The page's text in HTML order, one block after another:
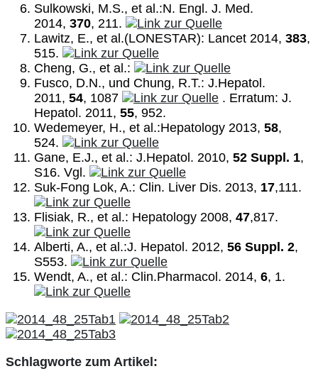
Sulkowski, M.S., et al.:N. Engl. J. Med.
2014, 370, 211.
Lawitz, E., et al.(LONESTAR): Lancet 2014, 383,
515.
Cheng, G., et al.:
Fusco, D.N., und Chung, R.T.: J.Hepatol.
2011, 54, 1087
. Erratum: J.
Hepatol. 2011, 55, 952.
Wedemeyer, H., et al.:Hepatology 2013, 58,
524.
Gane, E.J., et al.: J.Hepatol. 2010, 52 Suppl. 1,
S16. Vgl.
Suk-Fong Lok, A.: Clin. Liver Dis. 2013, 17,111.
Flisiak, R., et al.: Hepatology 2008, 47,817.
Alberti, A., et al.:J. Hepatol. 2012, 56 Suppl. 2,
S553.
Wendt, A., et al.: Clin.Pharmacol. 2014, 6, 1.
Schlagworte zum Artikel: